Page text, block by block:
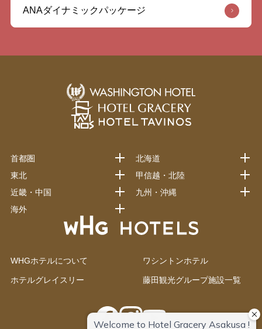
ANAダイナミックパッケージ
WHGホテルについて ワシントンホテル
ホテルグレイスリー 藤田観光グループ施設一覧
首都圏
北海道
東北
甲信越・北陸
近畿・中国
九州・沖縄
海外